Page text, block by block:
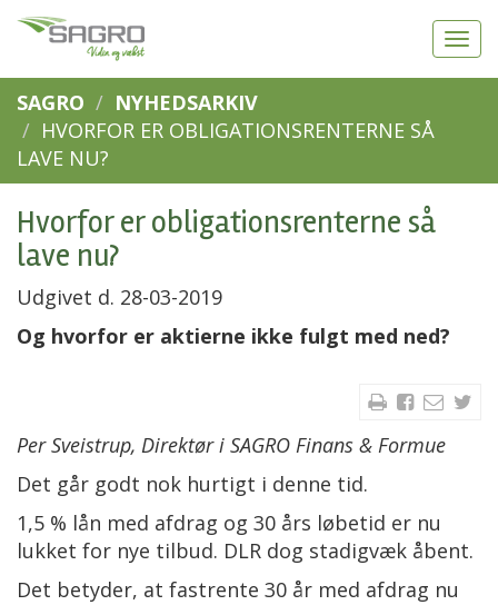
SAGRO
NYHEDSARKIV
HVORFOR ER OBLIGATIONSRENTERNE SÅ
LAVE NU?
Hvorfor er obligationsrenterne så
lave nu?
Udgivet d. 28-03-2019
Og hvorfor er aktierne ikke fulgt med ned?
Per Sveistrup, Direktøri SAGRO Finans & Formue
Det går godt nok hurtigt i denne tid.
1,5 % lån med afdrag og 30 års løbetid er nu
lukket for nye tilbud. DLR dog stadigvæk åbent.
Det betyder, at fastrente 30 år med afdrag nu